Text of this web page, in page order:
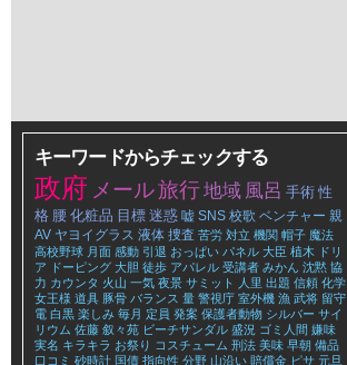
キーワードからチェックする
政府 メール旅行地域 風呂 手術 性
格 腰 化粧品 目標 迷惑 嘘 SNS 校歌 ベンチャー 親
AV ヤヨイグラス 液体 捜査 苦労 対立 機関 帽子 魔法
高校野球 月面 感動 引退 おっぱい パネル 大臣 植木
ドリ
ア
ドーピング 大胆 徒歩 アパレル 受講者 みかん 沈黙 協
力 カウンタ 火山 一気 夜景 サミット 人里 出題 信頼 化学
女王様 道具 豚骨 バランス 量 警視庁 室外機 漁 武将 留守
電 白黒 楽しみ 毎月 定員 発案 保護者動物 シルバー サイ
リウム 佐藤 叙々苑 ビーチサンダル 盛況 ゴミ人間 嫌味
実名 キラキラ お祭り コスチューム 刑法 美味 早朝 備品
口コミ 砂時計 国債 指向性 分野 山沿い 賠償金 ピサ 元旦